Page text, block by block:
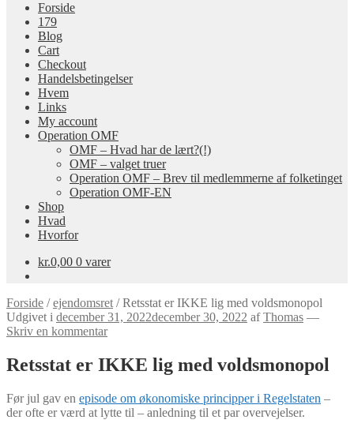
Forside
179
Blog
Cart
Checkout
Handelsbetingelser
Hvem
Links
My account
Operation OMF
OMF – Hvad har de lært?(!)
OMF – valget truer
Operation OMF – Brev til medlemmerne af folketinget
Operation OMF-EN
Shop
Hvad
Hvorfor
kr.0,00 0 varer
Forside /ejendomsret /Retsstat er IKKE lig med voldsmonopol
Udgivet i december 31, 2022december 30, 2022 afThomas —
Skriv en kommentar
Retsstat er IKKE lig med voldsmonopol
Før jul gav en episode om økonomiske principper i Regelstaten –
der ofte er værd at lytte til – anledning til et par overvejelser.